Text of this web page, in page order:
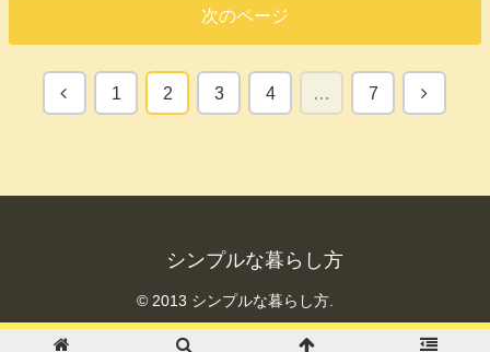
次のページ
1 2 3 4 … 7
シンプルな暮らし方
© 2013 シンプルな暮らし方.